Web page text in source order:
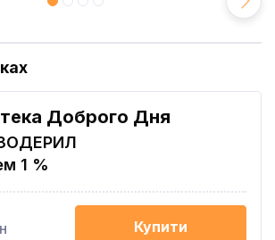
Доброго Дня
1 %
Купити